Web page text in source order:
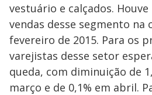
vestuário e calçados. Houve
vendas desse segmento na
fevereiro de 2015. Para os
varejistas desse setor
queda, com diminuição de
março e de 0,1% em abril.